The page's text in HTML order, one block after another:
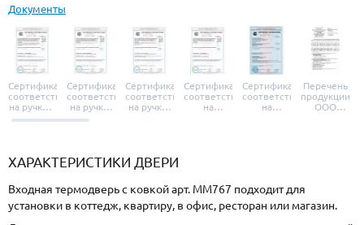
Документы
Сертификат
соответствия
на ручки и
броненакладки
Сертификат
соответствия
на ручки-
защелки
Сертификат
соответствия
на ручки-
Сертификат
соответствия
на
Сертификат
соответствия
на
Перечень
продукции
ООО
ХАРАКТЕРИСТИКИ ДВЕРИ
Входная термодверь с ковкой арт. ММ767 подходит для
установки в коттедж, квартиру, в офис, ресторан или магазин.